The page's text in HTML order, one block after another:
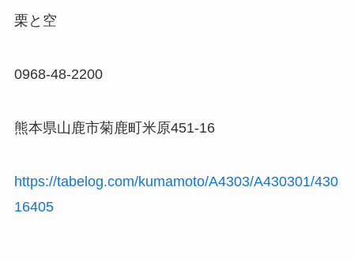
栗と空
0968-48-2200
熊本県山鹿市菊鹿町米原451-16
https://tabelog.com/kumamoto/A4303/A430301/430
16405